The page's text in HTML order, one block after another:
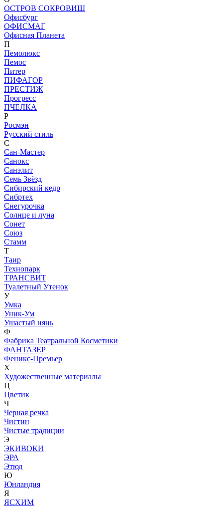
ОСТРОВ СОКРОВИЩ
Офисбург
ОФИСМАГ
Офисная Планета
П
Пемолюкс
Пемос
Питер
ПИФАГОР
ПРЕСТИЖ
Прогресс
ПЧЕЛКА
Р
Росмэн
Русский стиль
С
Сан-Мастер
Санокс
Санэлит
Семь Звёзд
Сибирский кедр
Сибртех
Снегурочка
Солнце и луна
Сонет
Союз
Стамм
Т
Таир
Технопарк
ТРАНСВИТ
Туалетный Утенок
У
Умка
Уник-Ум
Ушастый нянь
Ф
Фабрика Театральной Косметики
ФАНТАЗЕР
Феникс-Премьер
Х
Художественные материалы
Ц
Цветик
Ч
Черная речка
Чистин
Чистые традиции
Э
ЭКИВОКИ
ЭРА
Этюд
Ю
Юнландия
Я
ЯСХИМ